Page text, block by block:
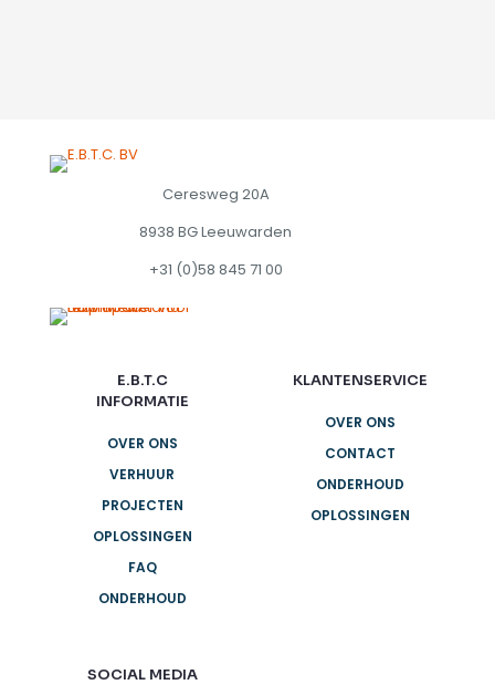
Ceresweg 20A
8938 BG Leeuwarden
+31 (0)58 845 71 00
E.B.T.C
INFORMATIE
OVER ONS
VERHUUR
PROJECTEN
OPLOSSINGEN
FAQ
ONDERHOUD
KLANTENSERVICE
OVER ONS
CONTACT
ONDERHOUD
OPLOSSINGEN
SOCIAL MEDIA